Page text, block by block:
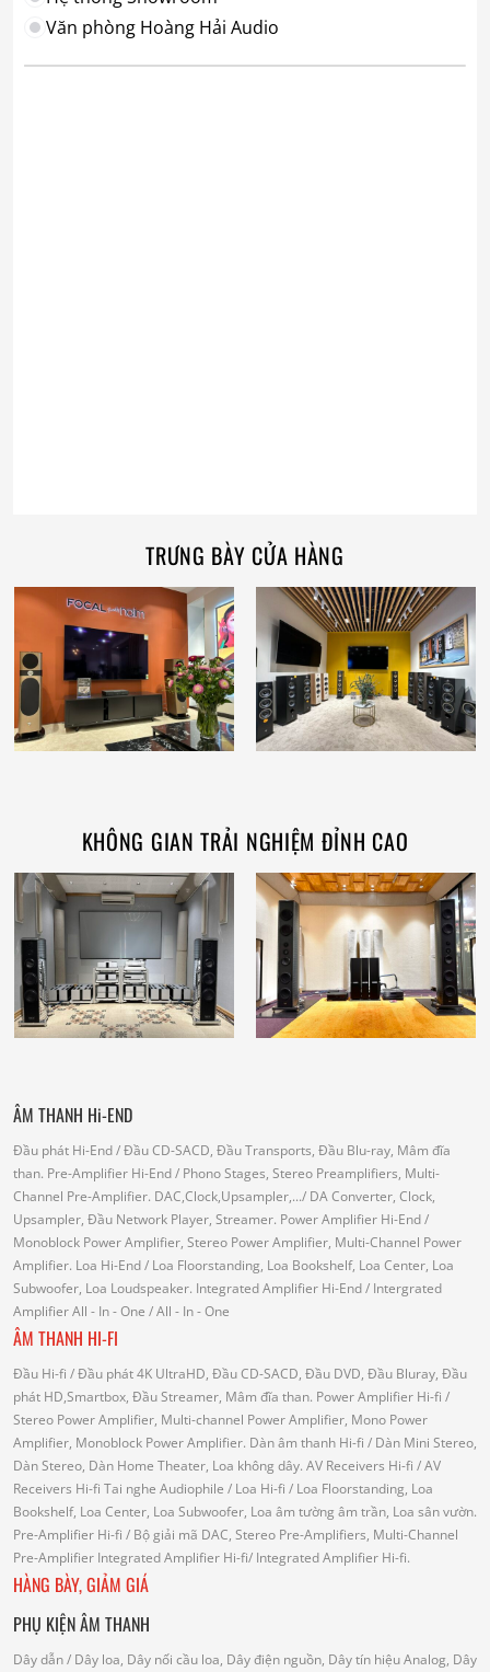
Văn phòng Hoàng Hải Audio
TRƯNG BÀY CỬA HÀNG
KHÔNG GIAN TRẢI NGHIỆM ĐỈNH CAO
ÂM THANH Hi-END
Đầu phát Hi-End/ Đầu CD-SACD, Đầu Transports, Đầu Blu-ray, Mâm đĩa
than. Pre-Amplifier Hi-End/ Phono Stages, Stereo Preamplifiers, Multi-
Channel Pre-Amplifier. DAC,Clock,Upsampler,.../ DA Converter, Clock,
Upsampler, Đầu Network Player, Streamer. Power Amplifier Hi-End/
Monoblock Power Amplifier, Stereo Power Amplifier, Multi-Channel Power
Amplifier. Loa Hi-End/ Loa Floorstanding, Loa Bookshelf, Loa Center, Loa
Subwoofer, Loa Loudspeaker. Integrated Amplifier Hi-End/ Intergrated
AmplifierAll - In - One / All - In - One
ÂM THANH HI-FI
Đầu Hi-fi / Đầu phát 4K UltraHD, Đầu CD-SACD, Đầu DVD, Đầu Bluray, Đầu
phát HD,Smartbox, Đầu Streamer, Mâm đĩa than. Power Amplifier Hi-fi /
Stereo Power Amplifier, Multi-channel Power Amplifier, Mono Power
Amplifier, Monoblock Power Amplifier. Dàn âm thanh Hi-fi / Dàn Mini Stereo,
Dàn Stereo, Dàn Home Theater, Loa không dây. AV Receivers Hi-fi / AV
Receivers Hi-fi Tai nghe Audiophile / Loa Hi-fi / Loa Floorstanding, Loa
Bookshelf, Loa Center, Loa Subwoofer, Loa âm tường âm trần, Loa sân vườn.
Pre-Amplifier Hi-fi / Bộ giải mã DAC, Stereo Pre-Amplifiers, Multi-Channel
Pre-Amplifier Integrated Amplifier Hi-fi/ Integrated Amplifier Hi-fi.
HÀNG BÀY, GIẢM GIÁ
PHỤ KIỆN ÂM THANH
Dây dẫn/ Dây loa, Dây nối cầu loa, Dây điện nguồn, Dây tín hiệu Analog, Dây